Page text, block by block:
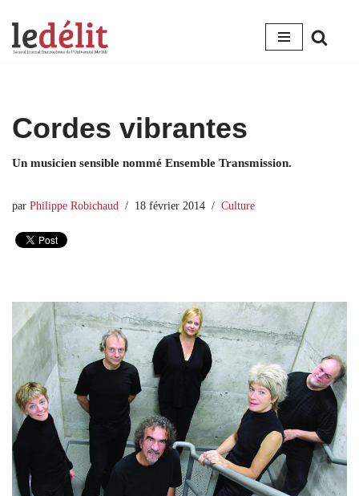
Aller
Cordes vibrantes
Un musicien sensible nommé Ensemble Transmission.
par Philippe Robichaud 18 février 2014 Culture